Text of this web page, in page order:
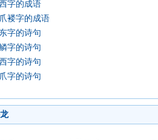
字的成语
褛字的成语
字的诗句
字的诗句
字的诗句
字的诗句